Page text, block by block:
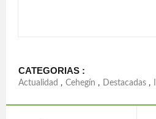
CATEGORIAS :
Actualidad , Cehegín , Destacadas ,